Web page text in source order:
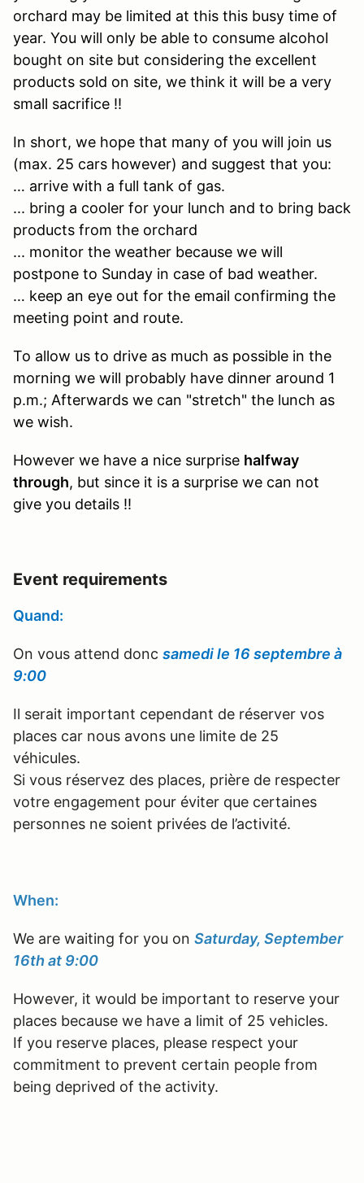
orchard may be limited at this this busy time of
year. You will only be able to consume alcohol
bought on site but considering the excellent
products sold on site, we think it will be a very
small sacrifice !!
In short, we hope that many of you will join us
(max. 25 cars however) and suggest that you:
… arrive with a full tank of gas.
... bring a cooler for your lunch and to bring back
products from the orchard
... monitor the weather because we will
postpone to Sunday in case of bad weather.
… keep an eye out for the email confirming the
meeting point and route.
To allow us to drive as much as possible in the
morning we will probably have dinner around 1
p.m.; Afterwards we can "stretch" the lunch as
we wish.
However we have a nice surprise halfway
through, but since it is a surprise we can not
give you details !!
Event requirements
Quand:
On vous attend donc samedi le 16 septembre à
9:00
Il serait important cependant de réserver vos
places car nous avons une limite de 25
véhicules.
Si vous réservez des places, prière de respecter
votre engagement pour éviter que certaines
personnes ne soient privées de l’activité.
When:
We are waiting for you on Saturday, September
16th at 9:00
However, it would be important to reserve your
places because we have a limit of 25 vehicles.
If you reserve places, please respect your
commitment to prevent certain people from
being deprived of the activity.